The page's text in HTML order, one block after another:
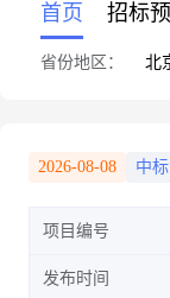
首页 招标
省份地区： 北
2026-08-08 中
项目编号
发布时间